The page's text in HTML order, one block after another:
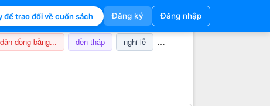
để trao đổi về cuốn sách Đăng ký Đăng nhập
đồng bằng... đền tháp nghi lễ champa